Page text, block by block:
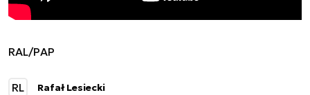
RAL/PAP
RL Rafał Lesiecki